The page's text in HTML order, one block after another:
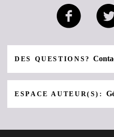
DES QUESTIONS?
ESPACE AUTEUR(S):